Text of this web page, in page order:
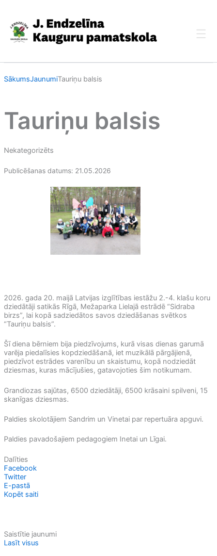
content
SākumsJaunumiTauriņu balsis
Tauriņu balsis
Nekategorizēts
Publicēšanas datums: 21.05.2026
2026. gada 20. maijā Latvijas izglītības iestāžu 2.-4. klašu koru
dziedātāji satikās Rīgā, Mežaparka Lielajā estrādē “Sidraba
birzs”, lai kopā sadziedātos savos dziedāšanas svētkos
“Tauriņu balsis”.
Šī diena bērniem bija piedzīvojums, kurā visas dienas garumā
varēja piedalīsies kopdziedāšanā, iet muzikālā pārgājienā,
piedzīvot estrādes varenību un skaistumu, kopā nodziedāt
dziesmas, kuras mācījušies, gatavojoties šim notikumam.
Grandiozas sajūtas, 6500 dziedātāji, 6500 krāsaini spilveni, 15
skanīgas dziesmas.
Paldies skolotājiem Sandrim un Vinetai par repertuāra apguvi.
Paldies pavadošajiem pedagogiem Inetai un Līgai.
Dalīties
Facebook
Twitter
E-pastā
Kopēt saiti
Saistītie jaunumi
Lasīt visus